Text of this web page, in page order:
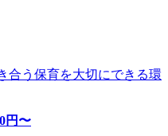
合う保育を大切にできる環
円〜